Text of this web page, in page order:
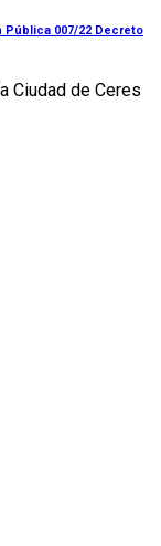
007/22 Decreto
Ciudad de Ceres